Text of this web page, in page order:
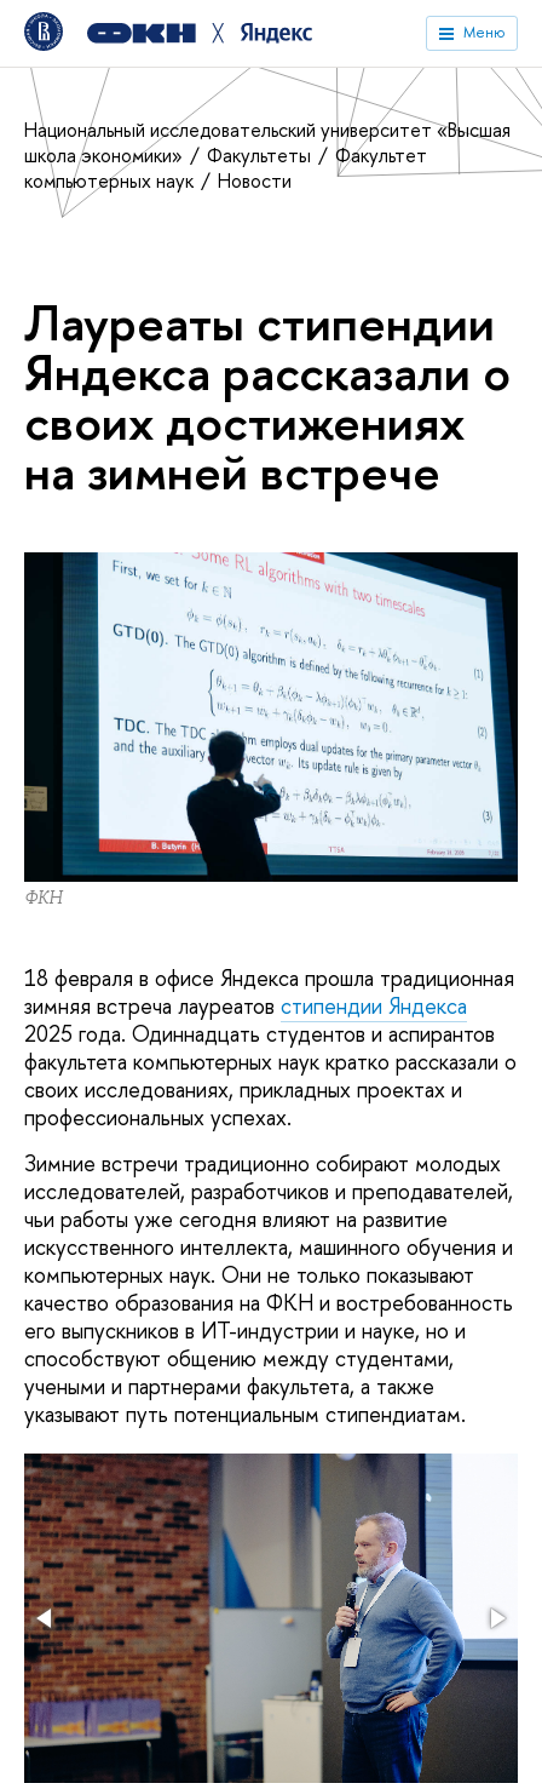
╳ Меню
Национальный исследовательский университет «Высшая
школа экономики»
Факультеты
Факультет
компьютерных наук
Новости
Лауреаты стипендии
Яндекса рассказали о
своих достижениях
на зимней встрече
ФКН
18 февраля в офисе Яндекса прошла традиционная
зимняя встреча лауреатов стипендии Яндекса
2025 года. Одиннадцать студентов и аспирантов
факультета компьютерных наук кратко рассказали о
своих исследованиях, прикладных проектах и
профессиональных успехах.
Зимние встречи традиционно собирают молодых
исследователей, разработчиков и преподавателей,
чьи работы уже сегодня влияют на развитие
искусственного интеллекта, машинного обучения и
компьютерных наук. Они не только показывают
качество образования на ФКН и востребованность
его выпускников в ИТ-индустрии и науке, но и
способствуют общению между студентами,
учеными и партнерами факультета, а также
указывают путь потенциальным стипендиатам.